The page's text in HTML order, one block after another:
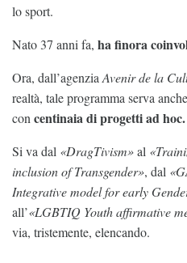
lo sport.
Nato 37 anni fa, ha finora
Ora, dall’agenzia Avenir de la
realtà, tale programma serva
con centinaia di progetti ad hoc.
Si va dal «DragTivism»al
inclusion of Transgender», dal
Integrative model for early
all’«LGBTIQ Youth affirmative
via, tristemente, elencando.